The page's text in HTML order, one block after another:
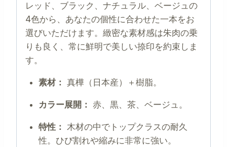
レッド、ブラック、ナチュラル、ベージュの
4色から、あなたの個性に合わせた一本をお
選びいただけます。緻密な素材感は朱肉の乗
りも良く、常に鮮明で美しい捺印を約束しま
す。
素材： 真樺（日本産）＋樹脂。
カラー展開： 赤、黒、茶、ベージュ。
特性： 木材の中でトップクラスの耐久
性。ひび割れや縮みに非常に強い。